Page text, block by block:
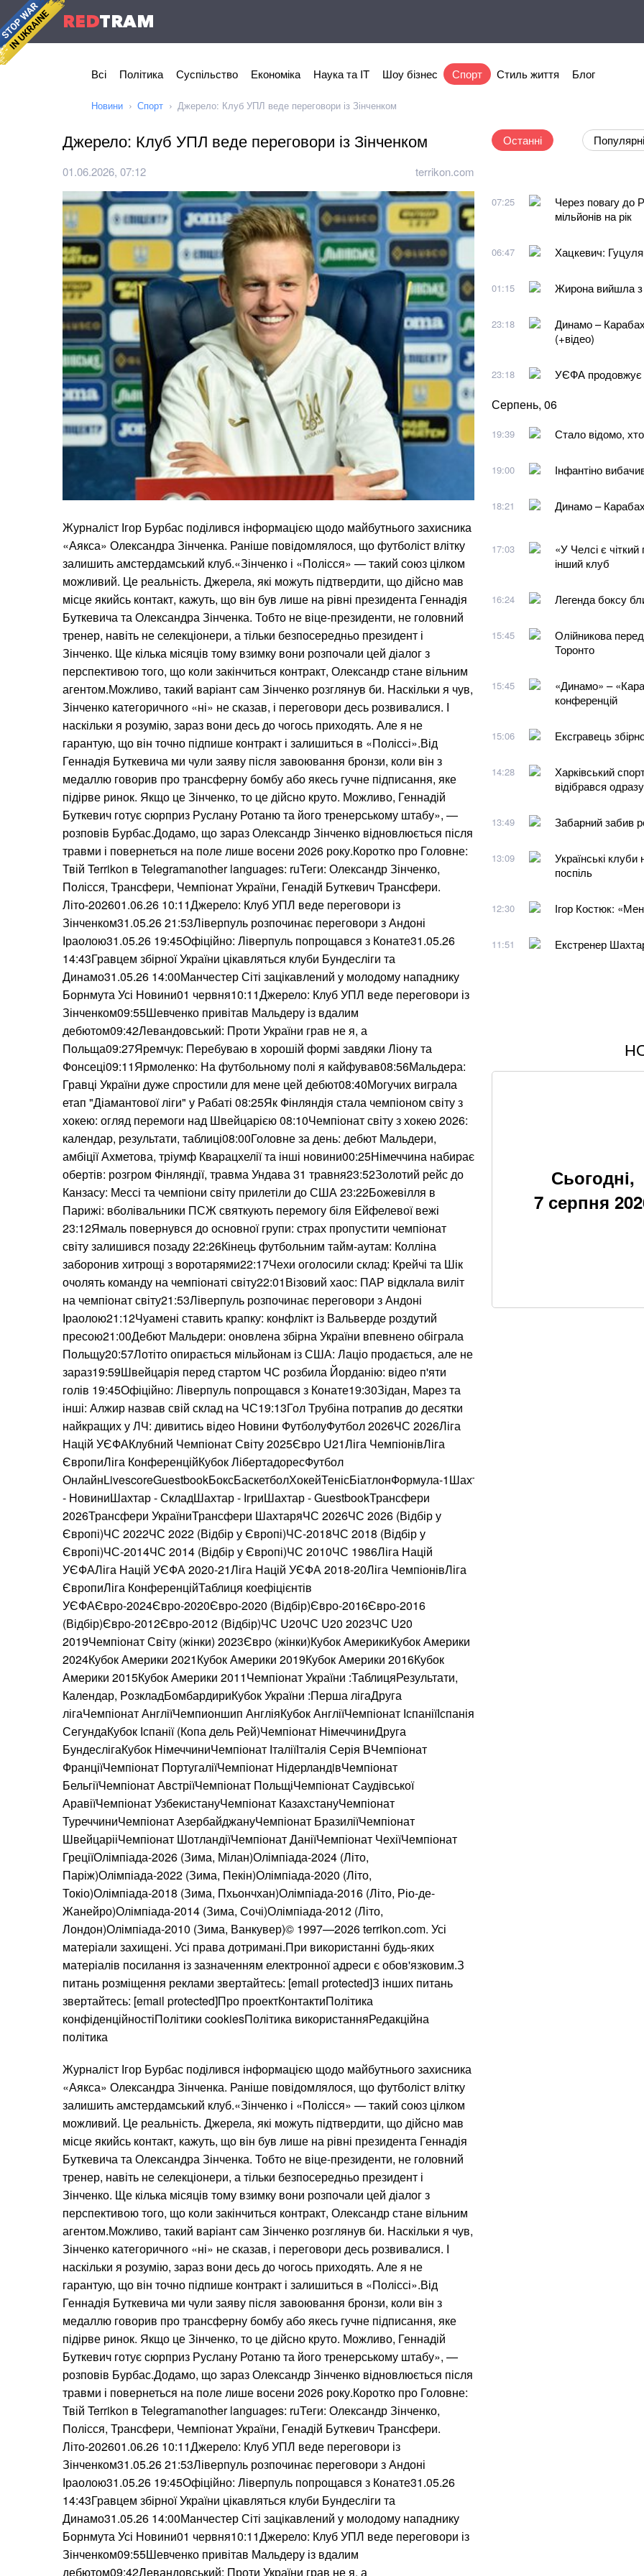
REDTRAM
Всі Політика Суспільство Економіка Наука та IT Шоу бізнес Спорт Стиль життя Блог
Новини Спорт Джерело: Клуб УПЛ веде переговори із Зінченком
Джерело: Клуб УПЛ веде переговори із Зінченком
01.06.2026, 07:12 terrikon.com
Журналіст Ігор Бурбас поділився інформацією щодо майбутнього захисника
«Аякса» Олександра Зінченка. Раніше повідомлялося, що футболіст влітку
залишить амстердамський клуб.«Зінченко і «Полісся» — такий союз цілком
можливий. Це реальність. Джерела, які можуть підтвердити, що дійсно мав
місце якийсь контакт, кажуть, що він був лише на рівні президента Геннадія
Буткевича та Олександра Зінченка. Тобто не віце-президенти, не головний
тренер, навіть не селекціонери, а тільки безпосередньо президент і
Зінченко. Ще кілька місяців тому взимку вони розпочали цей діалог з
перспективою того, що коли закінчиться контракт, Олександр стане вільним
агентом.Можливо, такий варіант сам Зінченко розглянув би. Наскільки я чув,
Зінченко категоричного «ні» не сказав, і переговори десь розвивалися. І
наскільки я розумію, зараз вони десь до чогось приходять. Але я не
гарантую, що він точно підпише контракт і залишиться в «Поліссі».Від
Геннадія Буткевича ми чули заяву після завоювання бронзи, коли він з
медаллю говорив про трансферну бомбу або якесь гучне підписання, яке
підірве ринок. Якщо це Зінченко, то це дійсно круто. Можливо, Геннадій
Буткевич готує сюрприз Руслану Ротаню та його тренерському штабу», —
розповів Бурбас.Додамо, що зараз Олександр Зінченко відновлюється після
травми і повернеться на поле лише восени 2026 року.Коротко про Головне:
Твій Terrikon в Telegramanother languages: ruТеги: Олександр Зінченко,
Полісся, Трансфери, Чемпіонат України, Генадій Буткевич Трансфери.
Літо-202601.06.26 10:11Джерело: Клуб УПЛ веде переговори із
Зінченком31.05.26 21:53Ліверпуль розпочинає переговори з Андоні
Іраолою31.05.26 19:45Офіційно: Ліверпуль попрощався з Конате31.05.26
14:43Гравцем збірної України цікавляться клуби Бундесліги та
Динамо31.05.26 14:00Манчестер Сіті зацікавлений у молодому нападнику
Борнмута Усі Новини01 червня10:11Джерело: Клуб УПЛ веде переговори із
Зінченком09:55Шевченко привітав Мальдеру із вдалим
дебютом09:42Левандовський: Проти України грав не я, а
Польща09:27Яремчук: Перебуваю в хорошій формі завдяки Ліону та
Фонсеці09:11Ярмоленко: На футбольному полі я кайфував08:56Мальдера:
Гравці України дуже спростили для мене цей дебют08:40Могучих виграла
етап "Діамантової ліги" у Рабаті 08:25Як Фінляндія стала чемпіоном світу з
хокею: огляд перемоги над Швейцарією 08:10Чемпіонат світу з хокею 2026:
календар, результати, таблиці08:00Головне за день: дебют Мальдери,
амбіції Ахметова, тріумф Кварацхелії та інші новини00:25Німеччина набирає
обертів: розгром Фінляндії, травма Ундава 31 травня23:52Золотий рейс до
Канзасу: Мессі та чемпіони світу прилетіли до США 23:22Божевілля в
Парижі: вболівальники ПСЖ святкують перемогу біля Ейфелевої вежі
23:12Ямаль повернувся до основної групи: страх пропустити чемпіонат
світу залишився позаду 22:26Кінець футбольним тайм-аутам: Колліна
заборонив хитрощі з воротарями22:17Чехи оголосили склад: Крейчі та Шік
очолять команду на чемпіонаті світу22:01Візовий хаос: ПАР відклала виліт
на чемпіонат світу21:53Ліверпуль розпочинає переговори з Андоні
Іраолою21:12Чуамені ставить крапку: конфлікт із Вальверде роздутий
пресою21:00Дебют Мальдери: оновлена збірна України впевнено обіграла
Польщу20:57Лотіто опирається мільйонам із США: Лаціо продається, але не
зараз19:59Швейцарія перед стартом ЧС розбила Йорданію: відео п'яти
голів 19:45Офіційно: Ліверпуль попрощався з Конате19:30Зідан, Марез та
інші: Алжир назвав свій склад на ЧС19:13Гол Трубіна потрапив до десятки
найкращих у ЛЧ: дивитись відео Новини ФутболуФутбол 2026ЧС 2026Ліга
Націй УЄФАКлубний Чемпіонат Світу 2025Євро U21Ліга ЧемпіонівЛіга
ЄвропиЛіга КонференційКубок ЛібертадоресФутбол
ОнлайнLivescoreGuestbookБоксБаскетболХокейТенісБіатлонФормула-1Шахтар
- НовиниШахтар - СкладШахтар - ІгриШахтар - GuestbookТрансфери
2026Трансфери УкраїниТрансфери ШахтаряЧС 2026ЧС 2026 (Відбір у
Європі)ЧС 2022ЧС 2022 (Відбір у Європі)ЧС-2018ЧС 2018 (Відбір у
Європі)ЧС-2014ЧС 2014 (Відбір у Європі)ЧС 2010ЧС 1986Ліга Націй
УЄФАЛіга Націй УЄФА 2020-21Ліга Націй УЄФА 2018-20Ліга ЧемпіонівЛіга
ЄвропиЛіга КонференційТаблиця коефіцієнтів
УЄФАЄвро-2024Євро-2020Євро-2020 (Відбір)Євро-2016Євро-2016
(Відбір)Євро-2012Євро-2012 (Відбір)ЧС U20ЧС U20 2023ЧС U20
2019Чемпіонат Світу (жінки) 2023Євро (жінки)Кубок АмерикиКубок Америки
2024Кубок Америки 2021Кубок Америки 2019Кубок Америки 2016Кубок
Америки 2015Кубок Америки 2011Чемпіонат України :ТаблицяРезультати,
Календар, PoзкладБомбардириКубок України :Перша лігаДруга
лігаЧемпіонат АнгліїЧемпионшип АнгліяКубок АнгліїЧемпіонат ІспаніїІспанія
СегундаКубок Іспанії (Копа дель Рей)Чемпіонат НімеччиниДруга
БундеслігаКубок НімеччиниЧемпіонат ІталіїІталія Серія BЧемпіонат
ФранціїЧемпіонат ПортугаліїЧемпіонат НідерландiвЧемпіонат
БельгіїЧемпіонат АвстріїЧемпіонат ПольщіЧемпіонат Саудівської
АравіїЧемпіонат УзбекистануЧемпіонат КазахстануЧемпіонат
ТуреччиниЧемпіонат АзербайджануЧемпіонат БразиліїЧемпіонат
ШвейцарііЧемпіонат ШотландіїЧемпіонат ДаніїЧемпіонат ЧехіїЧемпіонат
ГреціїОлімпіада-2026 (Зима, Мілан)Олімпіада-2024 (Літо,
Паріж)Олімпіада-2022 (Зима, Пекін)Олімпіада-2020 (Літо,
Токіо)Олімпіада-2018 (Зима, Пхьончхан)Олімпіада-2016 (Літо, Ріо-де-
Жанейро)Олімпіада-2014 (Зима, Сочі)Олімпіада-2012 (Літо,
Лондон)Олімпіада-2010 (Зима, Ванкувер)© 1997—2026 terrikon.com. Усі
матеріали захищені. Усі права дотримані.При використанні будь-яких
матеріалів посилання із зазначенням електронної адреси є обов'язковим.З
питань розміщення реклами звертайтесь: [email protected]З інших питань
звертайтесь: [email protected]Про проектКонтактиПолітика
конфіденційностіПолітики cookiesПолітика використанняРедакційна
політика
Журналіст Ігор Бурбас поділився інформацією щодо майбутнього захисника
«Аякса» Олександра Зінченка. Раніше повідомлялося, що футболіст влітку
залишить амстердамський клуб.«Зінченко і «Полісся» — такий союз цілком
можливий. Це реальність. Джерела, які можуть підтвердити, що дійсно мав
місце якийсь контакт, кажуть, що він був лише на рівні президента Геннадія
Буткевича та Олександра Зінченка. Тобто не віце-президенти, не головний
тренер, навіть не селекціонери, а тільки безпосередньо президент і
Зінченко. Ще кілька місяців тому взимку вони розпочали цей діалог з
перспективою того, що коли закінчиться контракт, Олександр стане вільним
агентом.Можливо, такий варіант сам Зінченко розглянув би. Наскільки я чув,
Зінченко категоричного «ні» не сказав, і переговори десь розвивалися. І
наскільки я розумію, зараз вони десь до чогось приходять. Але я не
гарантую, що він точно підпише контракт і залишиться в «Поліссі».Від
Геннадія Буткевича ми чули заяву після завоювання бронзи, коли він з
медаллю говорив про трансферну бомбу або якесь гучне підписання, яке
підірве ринок. Якщо це Зінченко, то це дійсно круто. Можливо, Геннадій
Буткевич готує сюрприз Руслану Ротаню та його тренерському штабу», —
розповів Бурбас.Додамо, що зараз Олександр Зінченко відновлюється після
травми і повернеться на поле лише восени 2026 року.Коротко про Головне:
Твій Terrikon в Telegramanother languages: ruТеги: Олександр Зінченко,
Полісся, Трансфери, Чемпіонат України, Генадій Буткевич Трансфери.
Літо-202601.06.26 10:11Джерело: Клуб УПЛ веде переговори із
Зінченком31.05.26 21:53Ліверпуль розпочинає переговори з Андоні
Іраолою31.05.26 19:45Офіційно: Ліверпуль попрощався з Конате31.05.26
14:43Гравцем збірної України цікавляться клуби Бундесліги та
Динамо31.05.26 14:00Манчестер Сіті зацікавлений у молодому нападнику
Борнмута Усі Новини01 червня10:11Джерело: Клуб УПЛ веде переговори із
Зінченком09:55Шевченко привітав Мальдеру із вдалим
дебютом09:42Левандовський: Проти України грав не я, а
Останні Популярні
07:25
Через повагу до
мільйонів на рік
06:47 Хацкевич:
01:15 Жирона вийшла з
23:18
Динамо –
(+відео)
23:18 УЄФА продовжує
Серпень, 06
19:39 Стало відомо,
19:00 Інфантіно
18:21 Динамо –
17:03
«У Челсі є
інший клуб
16:24 Легенда боксу
15:45
Олійникова
Торонто
15:45
«Динамо» –
конференцій
15:06 Ексгравець
14:28
Харківський
відібрався
13:49 Забарний забив
13:09
Українські
поспіль
12:30 Ігор Костюк:
11:51 Екстренер
В МЗС заявили,
Понад 9,2 млрд
Знищені печі,
Без води не
Хвиля
Ракетний удар по
Сьогодні,
7 серпня